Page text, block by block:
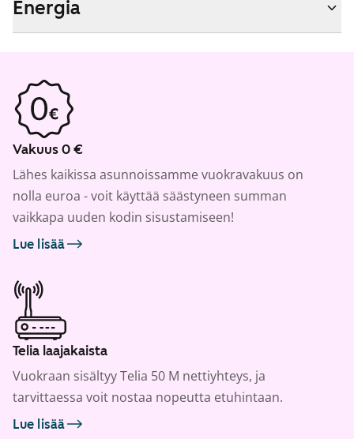
Energia
Vakuus 0 €
Lähes kaikissa asunnoissamme vuokravakuus on
nolla euroa - voit käyttää säästyneen summan
vaikkapa uuden kodin sisustamiseen!
Lue lisää
Telia laajakaista
Vuokraan sisältyy Telia 50 M nettiyhteys, ja
tarvittaessa voit nostaa nopeutta etuhintaan.
Lue lisää